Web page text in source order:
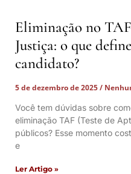
Eliminação no
Justiça: o que
candidato?
5 de dezembro de 2025
Você tem dúvidas sobre
eliminação TAF (Teste de
públicos? Esse momento
e
Ler Artigo »